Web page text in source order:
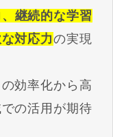
継続的な学習
対応力の実現
効率化から高
の活用が期待